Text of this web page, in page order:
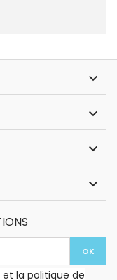




la politique de